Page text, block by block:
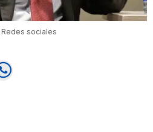
Redes sociales